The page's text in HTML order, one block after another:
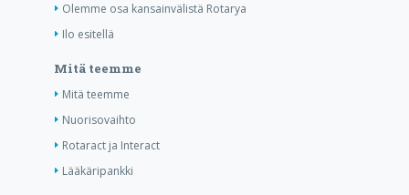
Olemme osa kansainvälistä Rotarya
Ilo esitellä
Mitä teemme
Mitä teemme
Nuorisovaihto
Rotaract ja Interact
Lääkäripankki